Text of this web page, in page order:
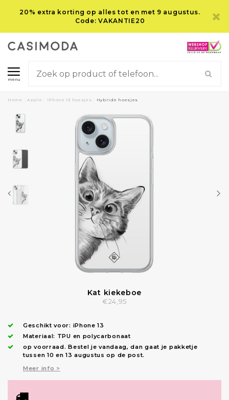
20% extra korting op alles tot en met 9 augustus.
Code: VAKANTIE20
menu
Home Apple iPhone 13 hoesjes Hybride hoesjes
Kat kiekeboe
€24,95
Geschikt voor: iPhone 13
Materiaal: TPU en polycarbonaat
op voorraad.Bestel je vandaag, dan gaat je pakketje
tussen 10 en 13 augustus op de post.
Meer info >